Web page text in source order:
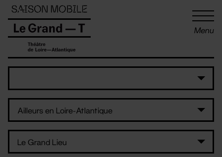
Menu
Panneau de gestion des cookies